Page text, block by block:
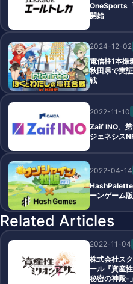
OneSports
開始
2024-12-02
電信柱1本
秋田県で実
戦
2022-11-10
Zaif INO、
ジェネシス
2022-04-14
HashPalette
ーンゲーム
Related Articles
2022-11-04
株式会社ス
ール『資産
秘密の神殿-